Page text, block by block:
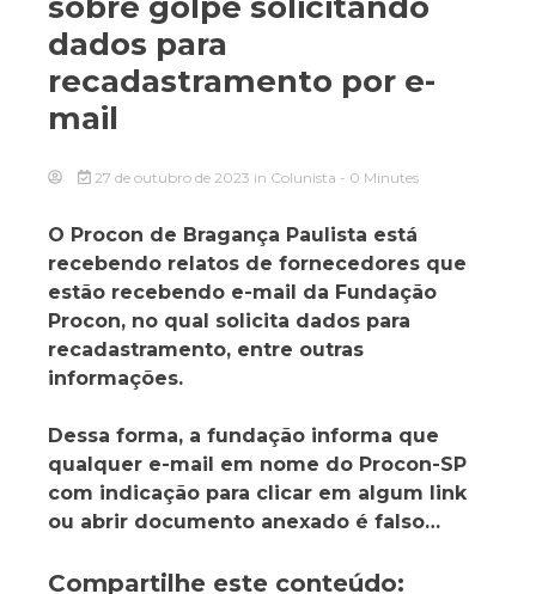
dados para
recadastramento por e-
mail
27 de outubro de 2023 in Colunista - 0 Minutes
O Procon de Bragança Paulista está
recebendo relatos de fornecedores que
estão recebendo e-mail da Fundação
Procon, no qual solicita dados para
recadastramento, entre outras
informações.
Dessa forma, a fundação informa que
qualquer e-mail em nome do Procon-SP
com indicação para clicar em algum link
ou abrir documento anexado é falso…
Compartilhe este conteúdo: